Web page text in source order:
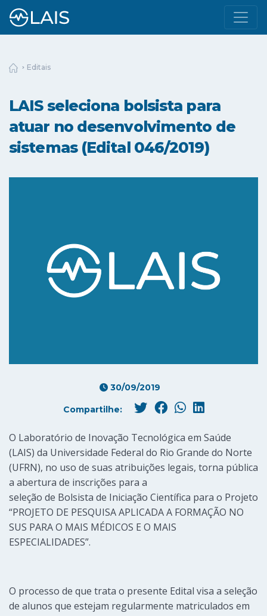
Editais
LAIS seleciona bolsista para
atuar no desenvolvimento de
sistemas (Edital 046/2019)
30/09/2019
Compartilhe:
O Laboratório de Inovação Tecnológica em Saúde
(LAIS) da Universidade Federal do Rio Grande do Norte
(UFRN), no uso de suas atribuições legais, torna pública
a abertura de inscrições para a
seleção de Bolsista de Iniciação Científica para o Projeto
“PROJETO DE PESQUISA APLICADA A FORMAÇÃO NO
SUS PARA O MAIS MÉDICOS E O MAIS
ESPECIALIDADES”.
O processo de que trata o presente Edital visa a seleção
de alunos que estejam regularmente matriculados em